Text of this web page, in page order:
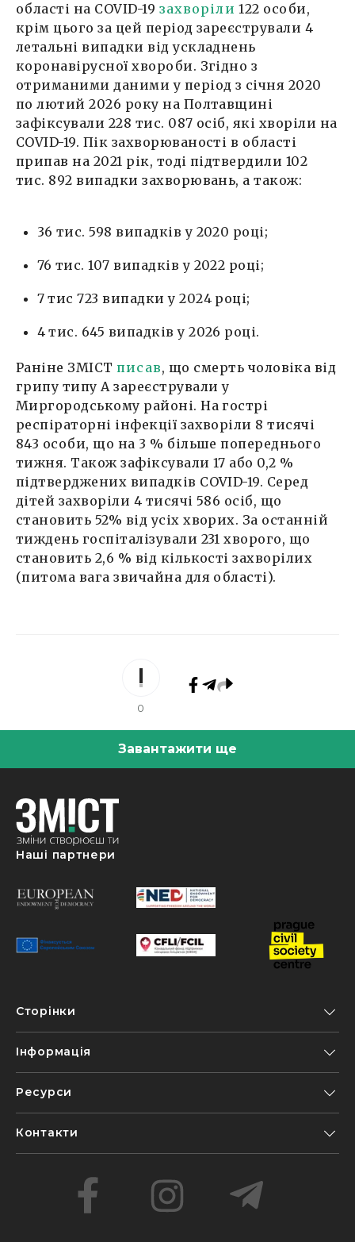
області на COVID-19 захворіли 122 особи,
крім цього за цей період зареєстрували 4
летальні випадки від ускладнень
коронавірусної хвороби. Згідно з
отриманими даними у період з січня 2020
по лютий 2026 року на Полтавщині
зафіксували 228 тис. 087 осіб, які хворіли на
COVID-19. Пік захворюваності в області
припав на 2021 рік, тоді підтвердили 102
тис. 892 випадки захворювань, а також:
36 тис. 598 випадків у 2020 році;
76 тис. 107 випадків у 2022 році;
7 тис 723 випадки у 2024 році;
4 тис. 645 випадків у 2026 році.
Раніне ЗМІСТписав, що смерть чоловіка від
грипу типу А зареєстрували у
Миргородському районі. На гострі
респіраторні інфекції захворіли 8 тисячі
843 особи, що на 3 % більше попереднього
тижня. Також зафіксували 17 або 0,2 %
підтверджених випадків COVID-19. Серед
дітей захворіли 4 тисячі 586 осіб, що
становить 52% від усіх хворих. За останній
тиждень госпіталізували 231 хворого, що
становить 2,6 % від кількості захворілих
(питома вага звичайна для області).
0
Завантажити ще
Наші партнери
Сторінки
Інформація
Ресурси
Контакти